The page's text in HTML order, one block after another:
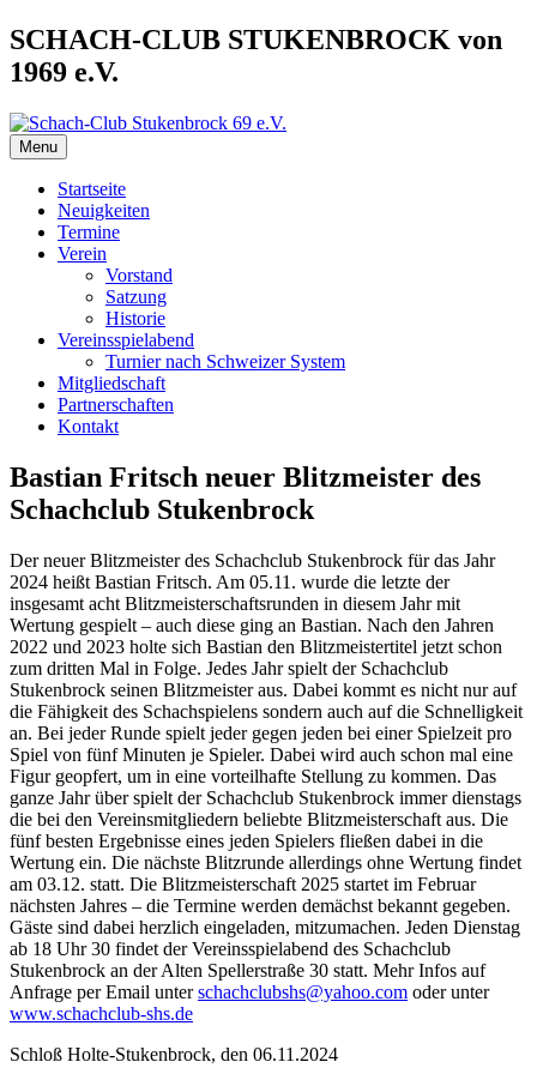
Skip
to
content
SCHACH-CLUB STUKENBROCK von
1969 e.V.
Schach-Club Stukenbrock 69 e.V.
Menu
Startseite
Neuigkeiten
Termine
Verein
Vorstand
Satzung
Historie
Vereinsspielabend
Turnier nach Schweizer System
Mitgliedschaft
Partnerschaften
Kontakt
Bastian Fritsch neuer Blitzmeister des
Schachclub Stukenbrock
Der neuer Blitzmeister des Schachclub Stukenbrock für das Jahr
2024 heißt Bastian Fritsch. Am 05.11. wurde die letzte der
insgesamt acht Blitzmeisterschaftsrunden in diesem Jahr mit
Wertung gespielt – auch diese ging an Bastian. Nach den Jahren
2022 und 2023 holte sich Bastian den Blitzmeistertitel jetzt schon
zum dritten Mal in Folge. Jedes Jahr spielt der Schachclub
Stukenbrock seinen Blitzmeister aus. Dabei kommt es nicht nur auf
die Fähigkeit des Schachspielens sondern auch auf die Schnelligkeit
an. Bei jeder Runde spielt jeder gegen jeden bei einer Spielzeit pro
Spiel von fünf Minuten je Spieler. Dabei wird auch schon mal eine
Figur geopfert, um in eine vorteilhafte Stellung zu kommen. Das
ganze Jahr über spielt der Schachclub Stukenbrock immer dienstags
die bei den Vereinsmitgliedern beliebte Blitzmeisterschaft aus. Die
fünf besten Ergebnisse eines jeden Spielers fließen dabei in die
Wertung ein. Die nächste Blitzrunde allerdings ohne Wertung findet
am 03.12. statt. Die Blitzmeisterschaft 2025 startet im Februar
nächsten Jahres – die Termine werden demächst bekannt gegeben.
Gäste sind dabei herzlich eingeladen, mitzumachen. Jeden Dienstag
ab 18 Uhr 30 findet der Vereinsspielabend des Schachclub
Stukenbrock an der Alten Spellerstraße 30 statt. Mehr Infos auf
Anfrage per Email unterschachclubshs@yahoo.com oder unter
www.schachclub-shs.de
Schloß Holte-Stukenbrock, den 06.11.2024